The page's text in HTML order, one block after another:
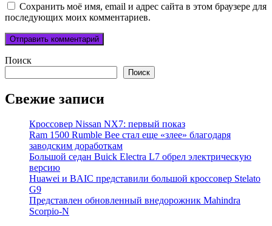
Сохранить моё имя, email и адрес сайта в этом браузере для
последующих моих комментариев.
Поиск
Поиск
Свежие записи
Кроссовер Nissan NX7: первый показ
Ram 1500 Rumble Bee стал еще «злее» благодаря
заводским доработкам
Большой седан Buick Electra L7 обрел электрическую
версию
Huawei и BAIC представили большой кроссовер Stelato
G9
Представлен обновленный внедорожник Mahindra
Scorpio-N